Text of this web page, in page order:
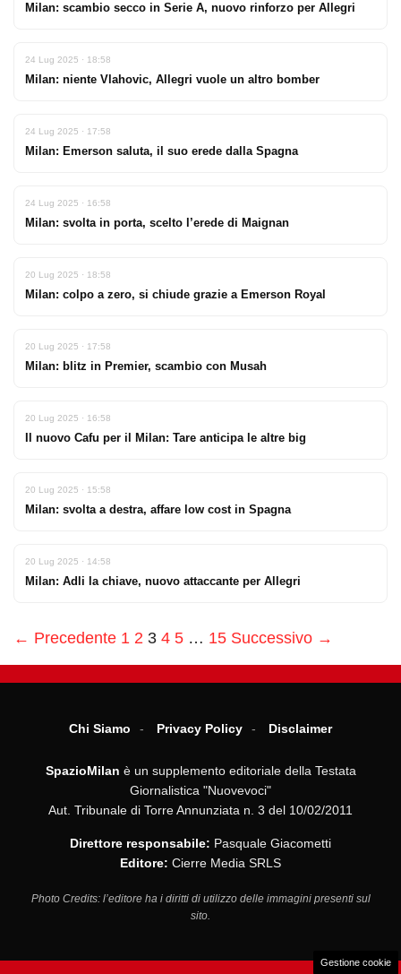
Milan: scambio secco in Serie A, nuovo rinforzo per Allegri
24 Lug 2025 · 18:58
Milan: niente Vlahovic, Allegri vuole un altro bomber
24 Lug 2025 · 17:58
Milan: Emerson saluta, il suo erede dalla Spagna
24 Lug 2025 · 16:58
Milan: svolta in porta, scelto l’erede di Maignan
20 Lug 2025 · 18:58
Milan: colpo a zero, si chiude grazie a Emerson Royal
20 Lug 2025 · 17:58
Milan: blitz in Premier, scambio con Musah
20 Lug 2025 · 16:58
Il nuovo Cafu per il Milan: Tare anticipa le altre big
20 Lug 2025 · 15:58
Milan: svolta a destra, affare low cost in Spagna
20 Lug 2025 · 14:58
Milan: Adli la chiave, nuovo attaccante per Allegri
← Precedente 1 2 3 4 5 … 15 Successivo →
Chi Siamo Privacy Policy Disclaimer
SpazioMilan è un supplemento editoriale della Testata
Giornalistica "Nuovevoci"
Aut. Tribunale di Torre Annunziata n. 3 del 10/02/2011
Direttore responsabile: Pasquale Giacometti
Editore: Cierre Media SRLS
Photo Credits: l’editore ha i diritti di utilizzo delle immagini presenti sul
sito.
Gestione cookie